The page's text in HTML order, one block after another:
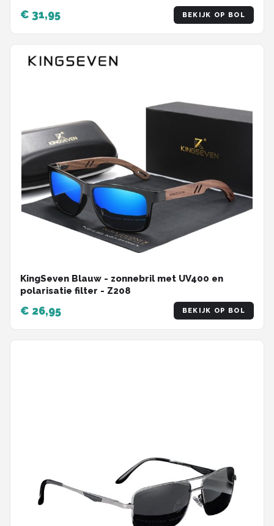
€ 31,95 BEKIJK OP BOL
KingSeven Blauw - zonnebril met UV400 en
polarisatie filter - Z208
€ 26,95 BEKIJK OP BOL